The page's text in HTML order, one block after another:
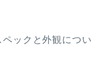
ペックと外観につい